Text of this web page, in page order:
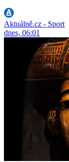
Aktuálně.cz - Sport
dnes, 06:01